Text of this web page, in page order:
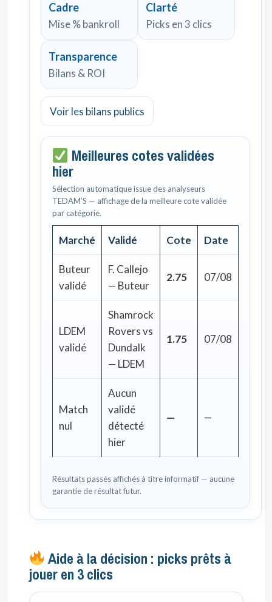
Cadre
Mise % bankroll
Clarté
Picks en 3 clics
Transparence
Bilans & ROI
Voir les bilans publics
Meilleures cotes validées
hier
Sélection automatique issue des analyseurs
TEDAM’S — affichage de la meilleure cote validée
par catégorie.
Marché Validé Cote Date
Buteur
validé
F. Callejo
— Buteur
2.75 07/08
LDEM
validé
Shamrock
Rovers vs
Dundalk
— LDEM
1.75 07/08
Match
nul
Aucun
validé
détecté
hier
— —
Résultats passés affichés à titre informatif — aucune
garantie de résultat futur.
Aide à la décision : picks prêts à
jouer en 3 clics